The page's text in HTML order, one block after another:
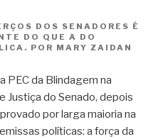
DOS SENADORES É
DO QUE A DO
POR MARY ZAIDAN
PEC da Blindagem na
Justiça do Senado, depois
por larga maioria na
políticas: a força da